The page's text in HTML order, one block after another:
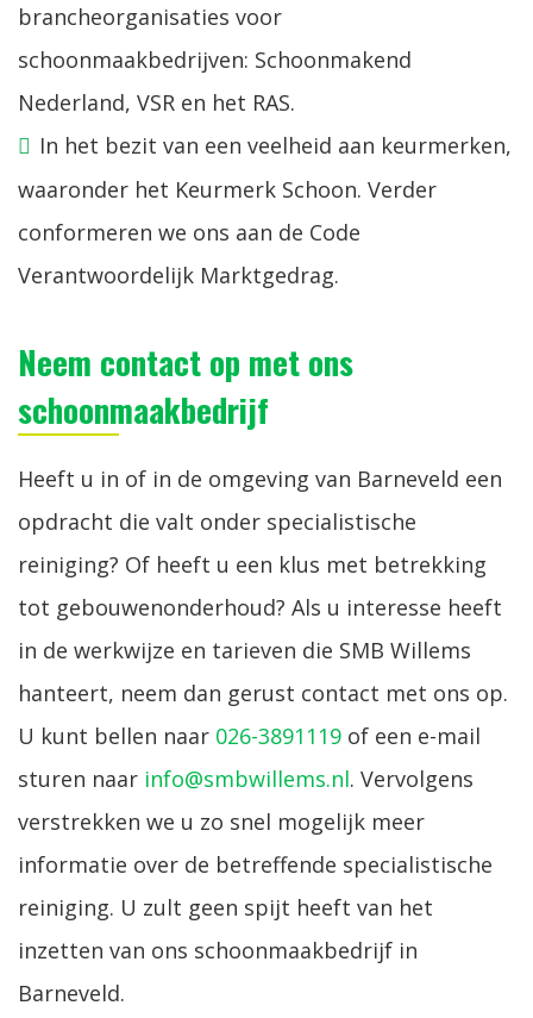
brancheorganisaties voor
schoonmaakbedrijven: Schoonmakend
Nederland, VSR en het RAS.
In het bezit van een veelheid aan keurmerken,
waaronder het Keurmerk Schoon. Verder
conformeren we ons aan de Code
Verantwoordelijk Marktgedrag.
Neem contact op met ons
schoonmaakbedrijf
Heeft u in of in de omgeving van Barneveld een
opdracht die valt onder specialistische
reiniging? Of heeft u een klus met betrekking
tot gebouwenonderhoud? Als u interesse heeft
in de werkwijze en tarieven die SMB Willems
hanteert, neem dan gerust contact met ons op.
U kunt bellen naar 026-3891119 of een e-mail
sturen naar info@smbwillems.nl. Vervolgens
verstrekken we u zo snel mogelijk meer
informatie over de betreffende specialistische
reiniging. U zult geen spijt heeft van het
inzetten van ons schoonmaakbedrijf in
Barneveld.